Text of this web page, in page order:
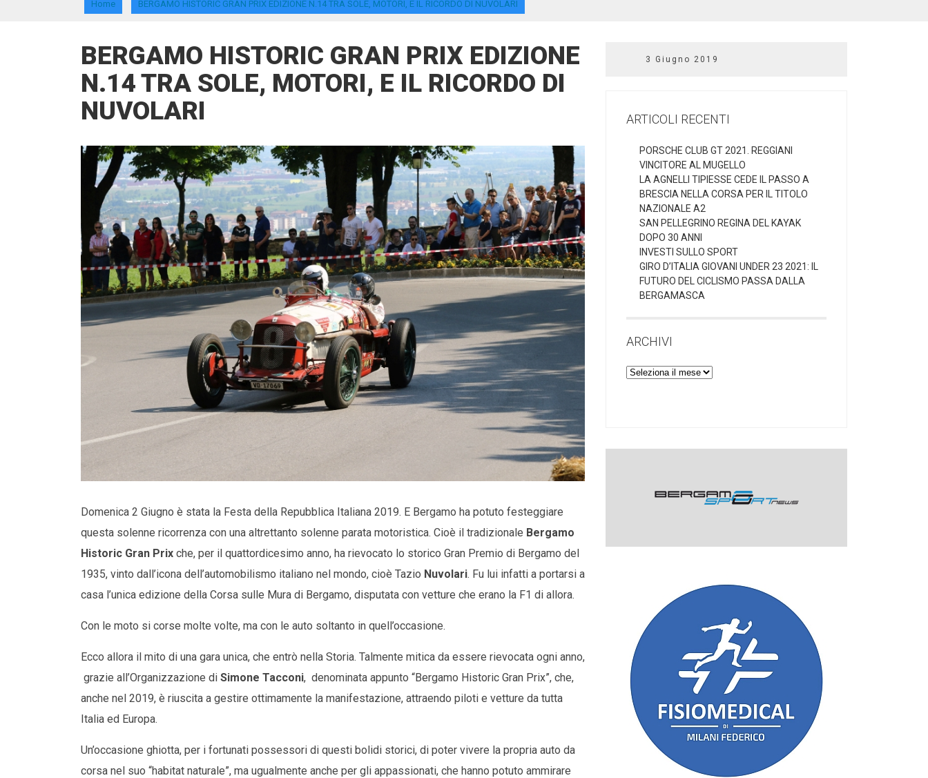
Home BERGAMO HISTORIC GRAN PRIX EDIZIONE N.14 TRA SOLE, MOTORI, E IL RICORDO DI NUVOLARI
BERGAMO HISTORIC GRAN PRIX EDIZIONE
N.14 TRA SOLE, MOTORI, E IL RICORDO DI
NUVOLARI
Domenica 2 Giugno è stata la Festa della Repubblica Italiana 2019. E Bergamo ha potuto festeggiare
questa solenne ricorrenza con una altrettanto solenne parata motoristica. Cioè il tradizionale Bergamo
Historic Gran Prix che, per il quattordicesimo anno, ha rievocato lo storico Gran Premio di Bergamo del
1935, vinto dall’icona dell’automobilismo italiano nel mondo, cioè Tazio Nuvolari. Fu lui infatti a portarsi a
casa l’unica edizione della Corsa sulle Mura di Bergamo, disputata con vetture che erano la F1 di allora.
Con le moto si corse molte volte, ma con le auto soltanto in quell’occasione.
Ecco allora il mito di una gara unica, che entrò nella Storia. Talmente mitica da essere rievocata ogni anno,
grazie all’Organizzazione di Simone Tacconi, denominata appunto “Bergamo Historic Gran Prix”, che,
anche nel 2019, è riuscita a gestire ottimamente la manifestazione, attraendo piloti e vetture da tutta
Italia ed Europa.
Un’occasione ghiotta, per i fortunati possessori di questi bolidi storici, di poter vivere la propria auto da
corsa nel suo “habitat naturale”, ma ugualmente anche per gli appassionati, che hanno potuto ammirare
3 Giugno 2019
ARTICOLI RECENTI
PORSCHE CLUB GT 2021. REGGIANI
VINCITORE AL MUGELLO
LA AGNELLI TIPIESSE CEDE IL PASSO A
BRESCIA NELLA CORSA PER IL TITOLO
NAZIONALE A2
SAN PELLEGRINO REGINA DEL KAYAK
DOPO 30 ANNI
INVESTI SULLO SPORT
GIRO D’ITALIA GIOVANI UNDER 23 2021: IL
FUTURO DEL CICLISMO PASSA DALLA
BERGAMASCA
ARCHIVI
Archivi